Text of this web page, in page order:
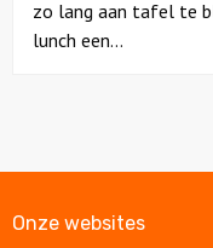
zo lang aan tafel te
lunch een...
Onze websites